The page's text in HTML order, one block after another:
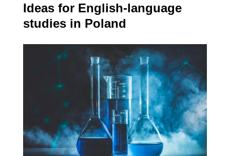
Ideas for English-language
studies in Poland